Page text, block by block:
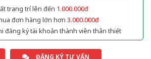
trang trí lên đến 1.000.000đ
đơn hàng lớn hơn 3.000.000đ
đăng ký tài khoản thành viên thân thiết
ĐĂNG KÝ TƯ VẤN